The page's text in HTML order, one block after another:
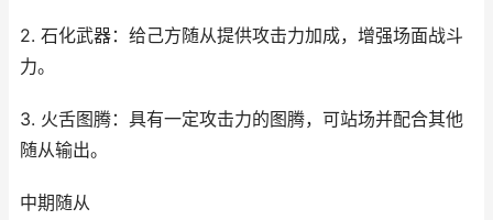
2. 石化武器：给己方随从提供攻击力加成，增强场面战斗
力。
3. 火舌图腾：具有一定攻击力的图腾，可站场并配合其他
随从输出。
中期随从